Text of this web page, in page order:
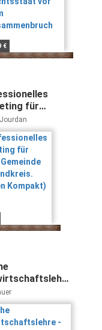
€
für
Gemeinde
Handelns in